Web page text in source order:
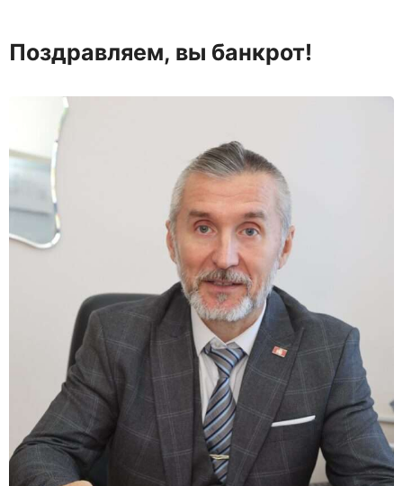
Поздравляем, вы банкрот!